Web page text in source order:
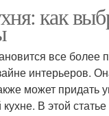
как
все более
интерьеров.
может придать
В этой